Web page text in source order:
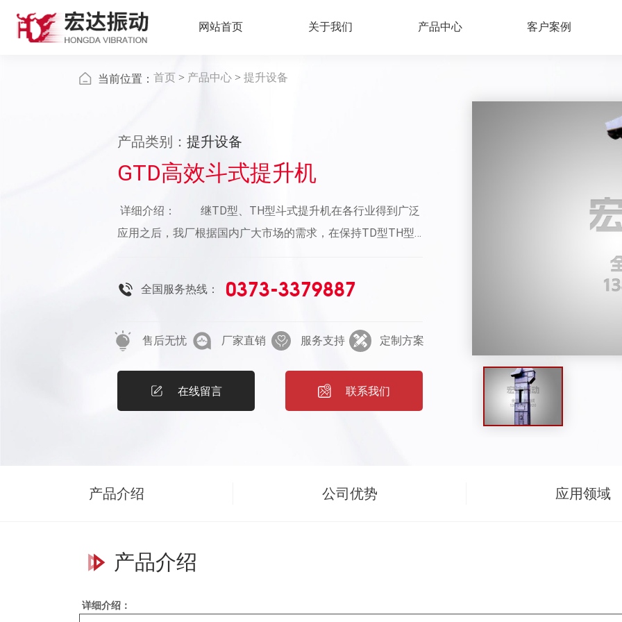
网站首页 关于我们 产品中心 客户案例
当前位置： 首页 > 产品中心 > 提升设备
产品类别： 提升设备
GTD高效斗式提升机
详细介绍： 继TD型、TH型斗式提升机在各行业得到广泛
应用之后，我厂根据国内广大市场的需求，在保持TD型TH型
性、产品经济性、使用检修可靠性于一体的新产品，已经投入
1、GTD与GTH型斗式提升机具有输送量大、提升高度高、运
可广泛地应用于建材、化工、煤炭、电力、港口运输等行业的
物料运输系统。2、GTD型为胶带式、以EP输送带和钢丝绳芯
燥、松散、易于抛出、流动性好的物料，如水泥、煤块、碎
机的头尾部及中部机壳作了密封处理，物料及粉尘极少外溢，
料。5、GTH型上轮为组装式链轮、轮缘用高强度钢螺栓联在
全国服务热线： 0373-3379887
售后无忧 厂家直销 服务支持 定制方案
在线留言 联系我们
产品介绍 公司优势 应用领域
产品介绍
详细介绍：